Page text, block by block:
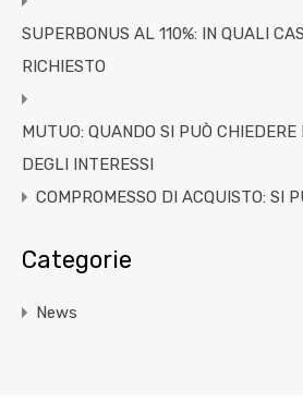
SUPERBONUS AL 110%: IN QUALI
RICHIESTO
MUTUO: QUANDO SI PUÒ
DEGLI INTERESSI
COMPROMESSO DI ACQUISTO: SI
Categorie
News